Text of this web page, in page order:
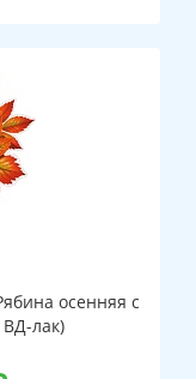
осенняя с
ВД-лак)